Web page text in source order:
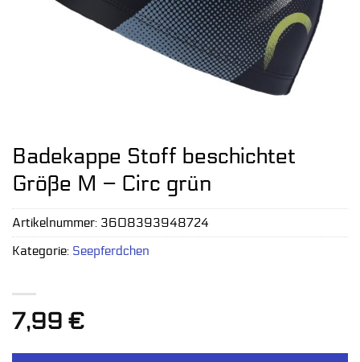
Badekappe Stoff beschichtet
Größe M – Circ grün
7,99 €
Artikelnummer: 3608393948724
Kategorie: Seepferdchen